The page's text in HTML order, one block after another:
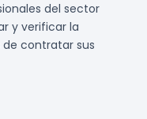
del sector
y verificar la
contratar sus